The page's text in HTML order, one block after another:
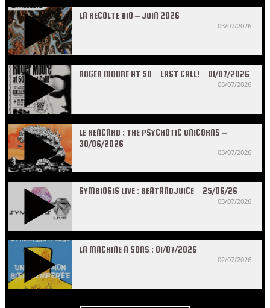
LA RÉCOLTE #10 – JUIN 2026
03/07/2026
ROGER MOORE AT 50 – LAST CALL! – 01/07/2026
03/07/2026
LE RENCARD : THE PSYCHOTIC UNICORNS –
30/06/2026
03/07/2026
SYMBIOSIS LIVE : BEATANDJUICE – 25/06/26
03/07/2026
LA MACHINE À SONS : 01/07/2026
02/07/2026